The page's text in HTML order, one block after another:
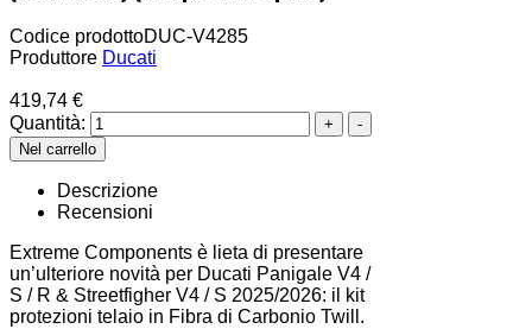
Codice prodottoDUC-V4285
Produttore Ducati
419,74 €
Quantità:
Descrizione
Recensioni
Extreme Components è lieta di presentare
un’ulteriore novità per Ducati Panigale V4 /
S / R & Streetfigher V4 / S 2025/2026: il kit
protezioni telaio in Fibra di Carbonio Twill.